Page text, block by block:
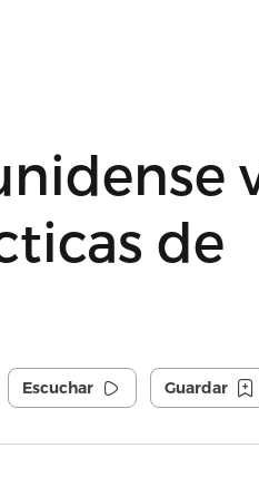
de
Escuchar Guardar